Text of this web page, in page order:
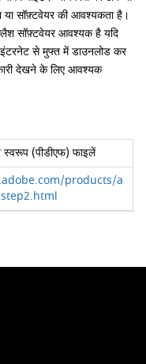
सॉफ़्टवेयर की आवश्यकता है।
सॉफ़्टवेयर आवश्यक है यदि
से मुफ्त में डाउनलोड कर
देखने के लिए आवश्यक
स्वरूप (पीडीएफ) फाइलें
products/a